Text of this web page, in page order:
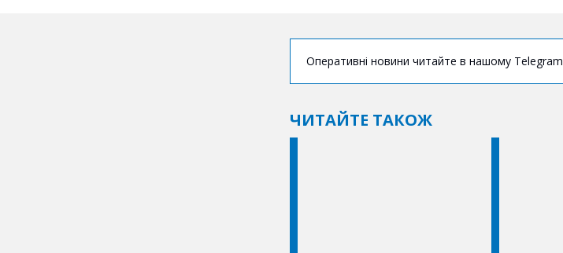
Оперативні новини читайте в нашому Telegram
ЧИТАЙТЕ ТАКОЖ